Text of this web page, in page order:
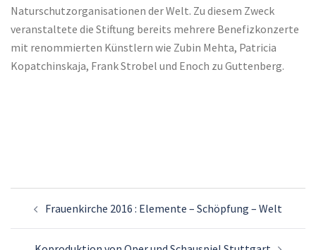
Naturschutzorganisationen der Welt. Zu diesem Zweck
veranstaltete die Stiftung bereits mehrere Benefizkonzerte
mit renommierten Künstlern wie Zubin Mehta, Patricia
Kopatchinskaja, Frank Strobel und Enoch zu Guttenberg.
Navigation
Frauenkirche 2016 : Elemente – Schöpfung – Welt